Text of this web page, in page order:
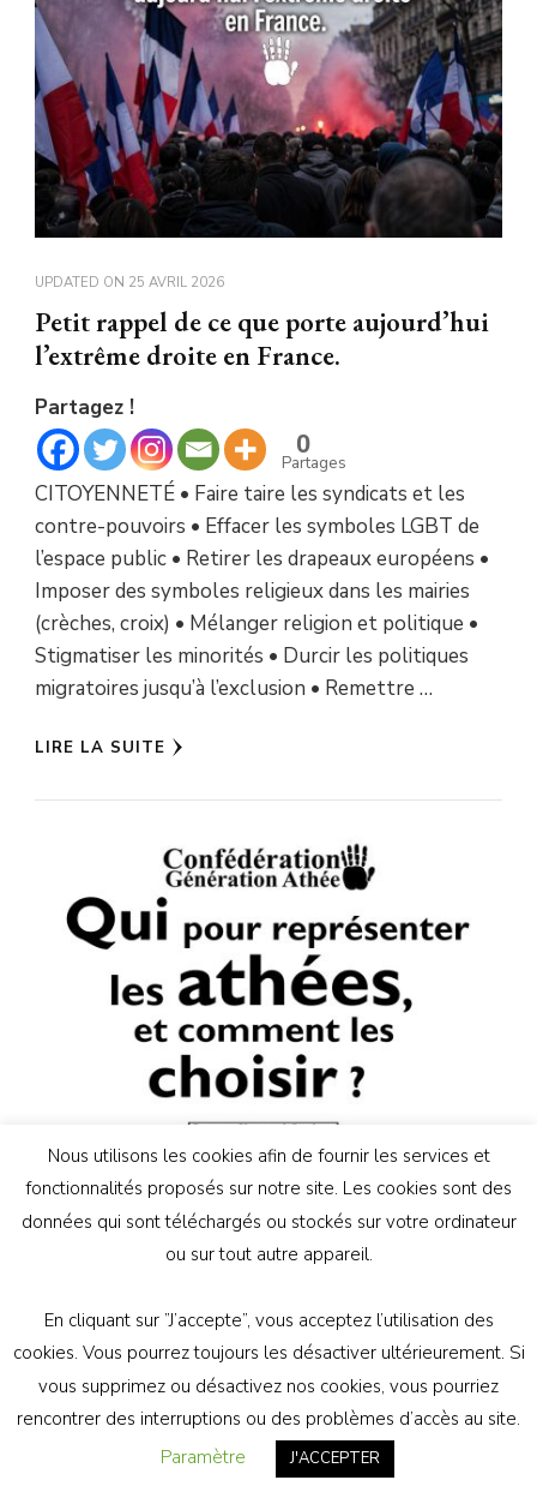
UPDATED ON 25 AVRIL 2026
Petit rappel de ce que porte aujourd’hui
l’extrême droite en France.
Partagez !
0
Partages
CITOYENNETÉ • Faire taire les syndicats et les
contre-pouvoirs • Effacer les symboles LGBT de
l’espace public • Retirer les drapeaux européens •
Imposer des symboles religieux dans les mairies
(crèches, croix) • Mélanger religion et politique •
Stigmatiser les minorités • Durcir les politiques
migratoires jusqu’à l’exclusion • Remettre …
LIRE LA SUITE
UPDATED ON22 AVRIL 2026
« Qui pour représenter les athées, et
comment les choisir ? »
Partagez !
0
Vous êtes de plus en plus nombreuses et
nombreux à reconnaître une réalité simple : sans
représentation, l’athéisme ne pourra pas faire face
Nous utilisons les cookies afin de fournir les services et
fonctionnalités proposés sur notre site. Les cookies sont des
données qui sont téléchargés ou stockés sur votre ordinateur
ou sur tout autre appareil.
En cliquant sur ”J’accepte”, vous acceptez l’utilisation des
cookies. Vous pourrez toujours les désactiver ultérieurement. Si
vous supprimez ou désactivez nos cookies, vous pourriez
rencontrer des interruptions ou des problèmes d’accès au site.
Paramètre
J'ACCEPTER